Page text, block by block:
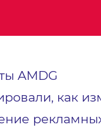
AMDG
как